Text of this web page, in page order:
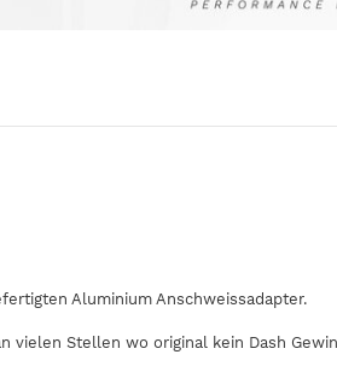
Aluminium Anschweissadapter.
vielen Stellen wo original kein Dash